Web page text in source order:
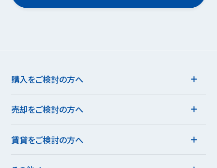
購入をご検討の方へ
売却をご検討の方へ
賃貸をご検討の方へ